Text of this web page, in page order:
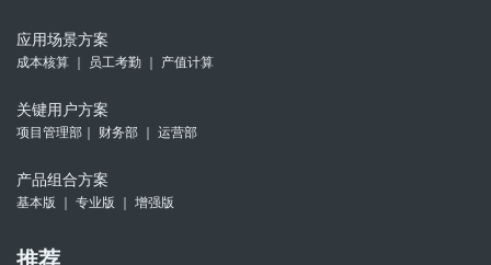
应用场景方案
成本核算 ｜ 员工考勤 ｜ 产值计算
关键用户方案
项目管理部｜ 财务部 ｜ 运营部
产品组合方案
基本版 ｜ 专业版 ｜ 增强版
推荐